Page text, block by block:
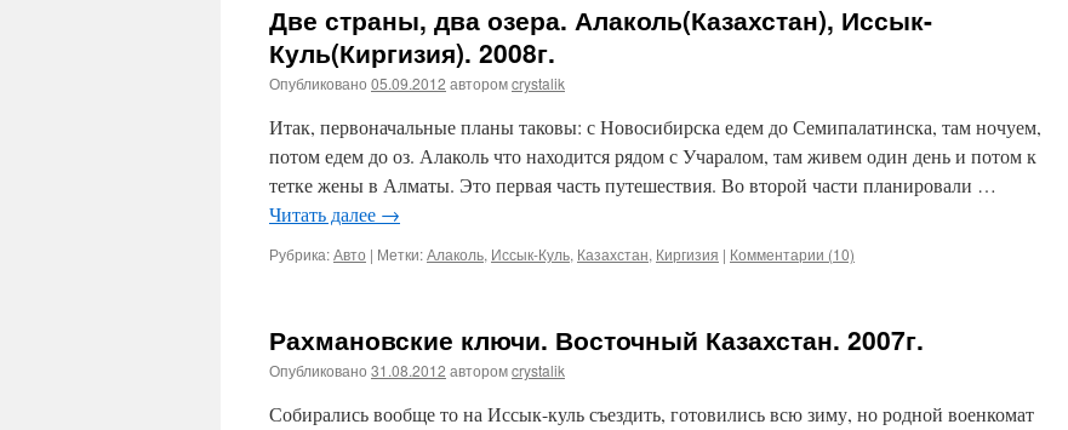
Две страны, два озера. Алаколь(Казахстан), Иссык-
Куль(Киргизия). 2008г.
Опубликовано 05.09.2012 авторомcrystalik
Итак, первоначальные планы таковы: с Новосибирска едем до Семипалатинска, там ночуем,
потом едем до оз. Алаколь что находится рядом с Учаралом, там живем один день и потом к
тетке жены в Алматы. Это первая часть путешествия. Во второй части планировали …
Читать далее →
Рубрика:Авто | Метки:Алаколь, Иссык-Куль, Казахстан, Киргизия | Комментарии (10)
Рахмановские ключи. Восточный Казахстан. 2007г.
Опубликовано 31.08.2012 авторомcrystalik
Собирались вообще то на Иссык-куль съездить, готовились всю зиму, но родной военкомат